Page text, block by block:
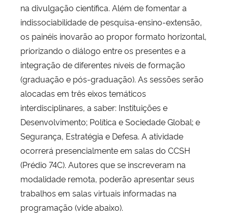
na divulgação científica. Além de fomentar a
indissociabilidade de pesquisa-ensino-extensão,
os painéis inovarão ao propor formato horizontal,
priorizando o diálogo entre os presentes e a
integração de diferentes níveis de formação
(graduação e pós-graduação). As sessões serão
alocadas em três eixos temáticos
interdisciplinares, a saber: Instituições e
Desenvolvimento; Política e Sociedade Global; e
Segurança, Estratégia e Defesa. A atividade
ocorrerá presencialmente em salas do CCSH
(Prédio 74C). Autores que se inscreveram na
modalidade remota, poderão apresentar seus
trabalhos em salas virtuais informadas na
programação (vide abaixo).